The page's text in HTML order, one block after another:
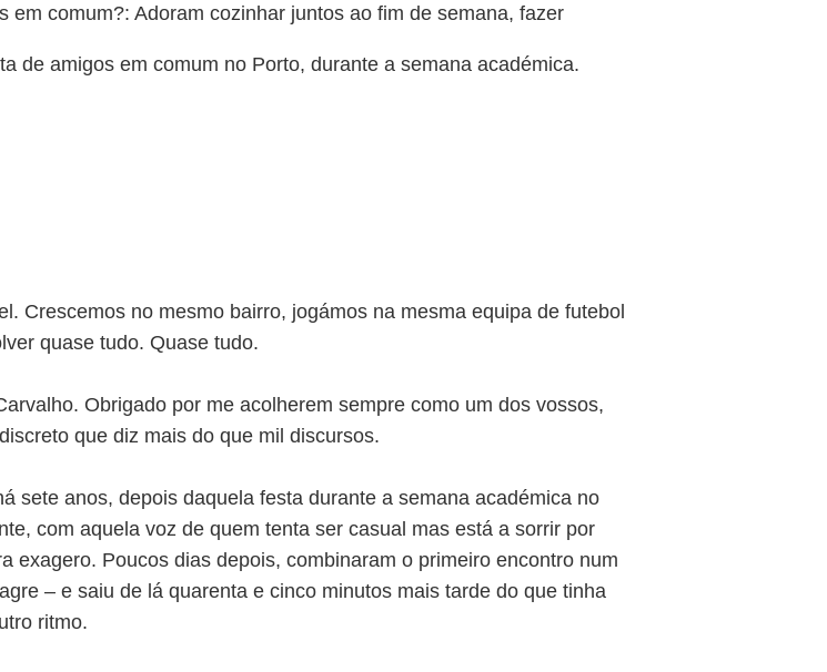
comum?: Adoram cozinhar juntos ao fim de semana, fazer
de amigos em comum no Porto, durante a semana académica.
Crescemos no mesmo bairro, jogámos na mesma equipa de futebol
quase tudo. Quase tudo.
Obrigado por me acolherem sempre como um dos vossos,
que diz mais do que mil discursos.
sete anos, depois daquela festa durante a semana académica no
com aquela voz de quem tenta ser casual mas está a sorrir por
exagero. Poucos dias depois, combinaram o primeiro encontro num
– e saiu de lá quarenta e cinco minutos mais tarde do que tinha
ritmo.